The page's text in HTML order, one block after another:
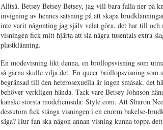
Alltså, Betsey Betsey Betsey, jag vill bara falla ner på
invigning av hennes satsning på att skapa
inte varit någonting jag själv velat göra, det har till
visningen fick mitt hjärta att slå några tusentals extra
plastklänning.
En modevisning likt denna, en bröllopsvisning som
så gärna skulle vilja det. En queer bröllopsvisning
begränsad till den heterosexuella är ingen småsak, det
behöver verkligen hända. Tack vare Betsey Johnson
kanske största modehemsida: Style.com. Att Sharon
dessutom fick stänga visningen i en enorm bakelse-
säga? Hur fan ska någon annan visning kunna toppa